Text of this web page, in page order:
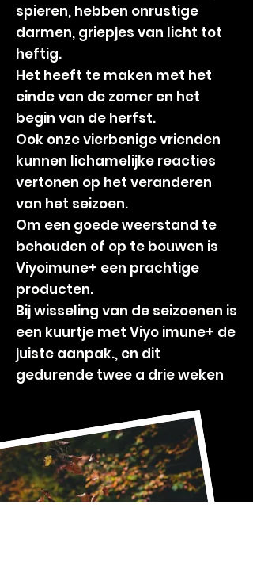
spieren, hebben onrustige
darmen, griepjes van licht tot
heftig.
Het heeft te maken met het
einde van de zomer en het
begin van de herfst.
Ook onze vierbenige vrienden
kunnen lichamelijke reacties
vertonen op het veranderen
van het seizoen.
Om een goede weerstand te
behouden of op te bouwen is
Viyoimune+ een prachtige
producten.
Bij wisseling van de seizoenen is
een kuurtje met Viyo imune+ de
juiste aanpak., en dit
gedurende twee a drie weken